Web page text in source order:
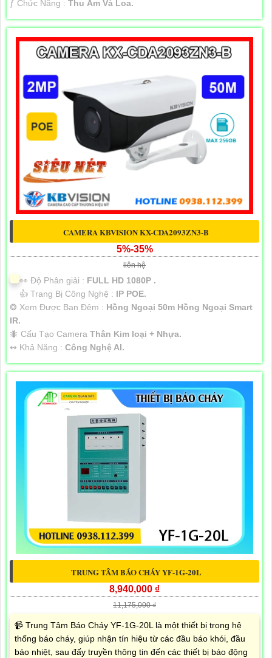
️ƒ Chức Năng : Thu Âm Và Loa.
CAMERA KBVISION KX-CDA2093ZN3-B
5%-35%
liên hệ
️👀 Độ Phân giải : FULL HD 1080P .
👍 Trang Bị Công Nghệ : IP POE.
❂ Xem Được Ban Đêm : Hồng Ngoại 50m Hồng Ngoại Smart
IR.
🐜 Cấu Tạo Camera Thân Kim loại + Nhựa.
️↭ Khả Năng : Công Nghệ AI.
TRUNG TÂM BÁO CHÁY YF-1G-20L
8,940,000 ₫
11,175,000 ₫
📹 Trung Tâm Báo Cháy YF-1G-20L là một thiết bị trong hệ
thống báo cháy, giúp nhận tín hiệu từ các đầu báo khói, đầu
báo nhiệt, sau đấy truyền thông tin đến các thiết bị báo động